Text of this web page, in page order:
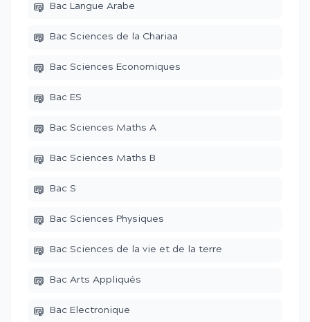
Bac Langue Arabe
Bac Sciences de la Chariaa
Bac Sciences Economiques
Bac ES
Bac Sciences Maths A
Bac Sciences Maths B
Bac S
Bac Sciences Physiques
Bac Sciences de la vie et de la terre
Bac Arts Appliqués
Bac Electronique